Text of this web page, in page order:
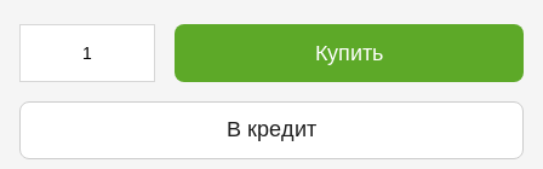
Купить
В кредит